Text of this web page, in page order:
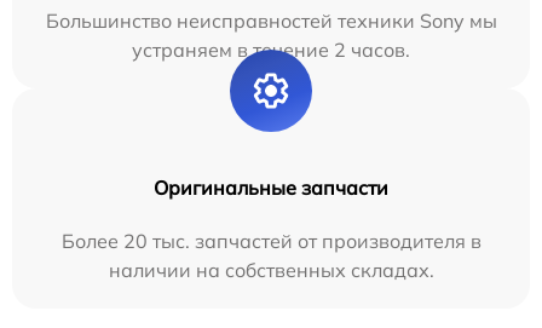
Большинство неисправностей техники Sony мы
устраняем в течение 2 часов.
Оригинальные запчасти
Более 20 тыс. запчастей от производителя в
наличии на собственных складах.